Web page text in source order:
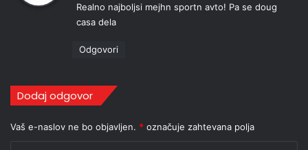
v
Realno najboljsi mejhn sportn avto! Pa se doug
casa dela
Odgovori
Dodaj odgovor
Vaš e-naslov ne bo objavljen. * označuje zahtevana polja